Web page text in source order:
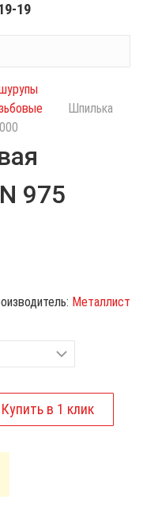
19
Шпилька
975
Металлист